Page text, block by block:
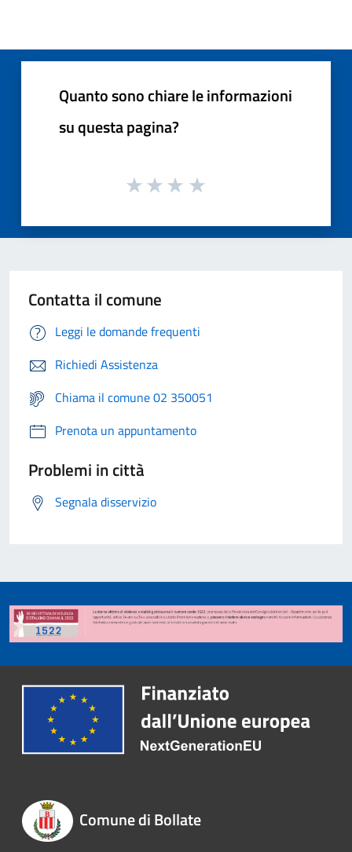
Quanto sono chiare le informazioni
su questa pagina?
Contatta il comune
Leggi le domande frequenti
Richiedi Assistenza
Chiama il comune 02 350051
Prenota un appuntamento
Problemi in città
Segnala disservizio
Comune di Bollate